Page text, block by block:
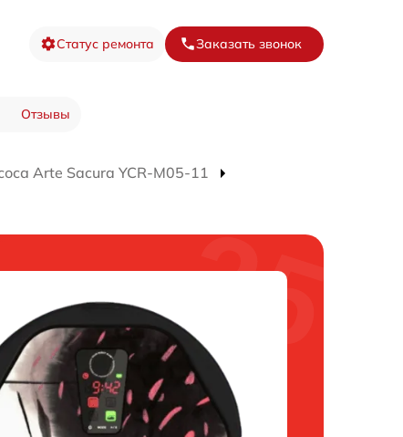
Статус ремонта Заказать звонок
Отзывы
Arte Sacura YCR-M05-11